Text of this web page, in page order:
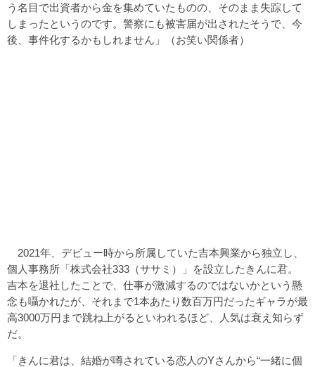
う名目で出資者から金を集めていたものの、そのまま失踪して
しまったというのです。警察にも被害届が出されたそうで、今
後、事件化するかもしれません」（お笑い関係者）
2021年、デビュー時から所属していた吉本興業から独立し、
個人事務所「株式会社333（ササミ）」を設立したきんに君。
吉本を退社したことで、仕事が激減するのではないかという懸
念も囁かれたが、それまで1本あたり数百万円だったギャラが最
高3000万円まで跳ね上がるといわれるほど、人気は衰え知らず
だ。
「きんに君は、結婚が噂されている恋人のYさんから“一緒に個